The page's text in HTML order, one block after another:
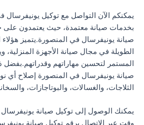
يمكنكم الآن التواصل مع توكيل يونيفرسال
بخدمات صيانة معتمدة، حيث يعتمدون
صيانة يونيفرسال في المنصورة.يتميز هؤلاء
الطويلة في مجال صيانة الأجهزة المنزلية،
المستمر لتحسين مهاراتهم وقدراتهم.بفضل
صيانة يونيفرسال في المنصورة إصلاح أي
الثلاجات، والغسالات، والبوتاجازات،
يمكنك الوصول إلى توكيل صيانة
وقت عبر الاتصال برقم توكيل صيانة